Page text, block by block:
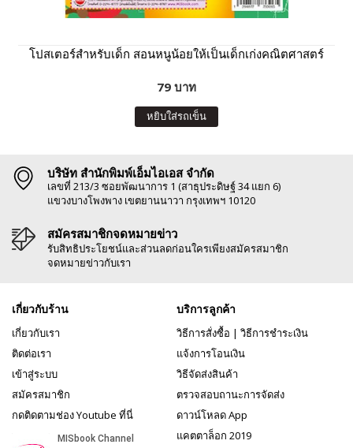
โปสเตอร์สำหรับเด็ก สอนหนูน้อยให้เป็นเด็กเก่งคณิตศาสตร์
79 บาท
หยิบใส่รถเข็น
บริษัท สำนักพิมพ์เอ็มไอเอส จำกัด
เลขที่ 213/3 ซอยพัฒนาการ 1 (สาธุประดิษฐ์ 34 แยก 6)
แขวงบางโพงพาง เขตยานนาวา กรุงเทพฯ 10120
สมัครสมาชิกจดหมายข่าว
รับสิทธิประโยชน์และส่วนลดก่อนใครเพียงสมัครสมาชิก
จดหมายข่าวกับเรา
เกี่ยวกับร้าน
เกี่ยวกับเรา
ติดต่อเรา
เข้าสู่ระบบ
สมัครสมาชิก
กดติดตามช่อง Youtube ที่นี่
บริการลูกค้า
วิธีการสั่งซื้อ | วิธีการชำระเงิน
แจ้งการโอนเงิน
วิธีจัดส่งสินค้า
ตรวจสอบถานะการจัดส่ง
ดาวน์โหลด App
แคตตาล็อก 2019